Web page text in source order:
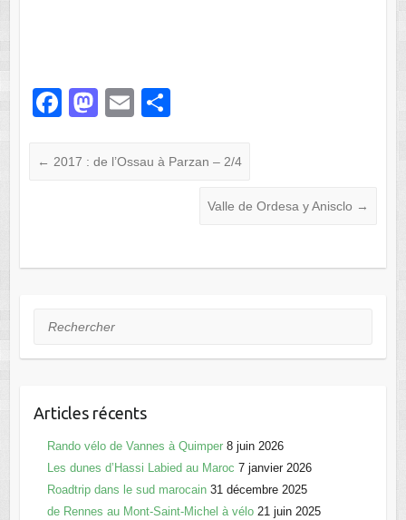
F
c
o
M
st
n
E
ail ta
← 2017 : de l’Ossau à Parzan – 2/4
Valle de Ordesa y Anisclo →
Rechercher
Articles récents
Rando vélo de Vannes à Quimper 8 juin 2026
Les dunes d’Hassi Labied au Maroc 7 janvier 2026
Roadtrip dans le sud marocain 31 décembre 2025
de Rennes au Mont-Saint-Michel à vélo 21 juin 2025